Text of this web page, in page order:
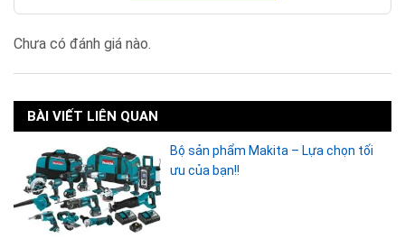
Chưa có đánh giá nào.
BÀI VIẾT LIÊN QUAN
Bộ sản phẩm Makita – Lựa chọn tối
ưu của bạn!!